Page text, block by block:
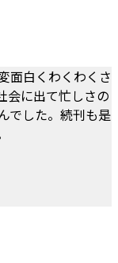
面白くわくわくさ
会に出て忙しさの
でした。続刊も是